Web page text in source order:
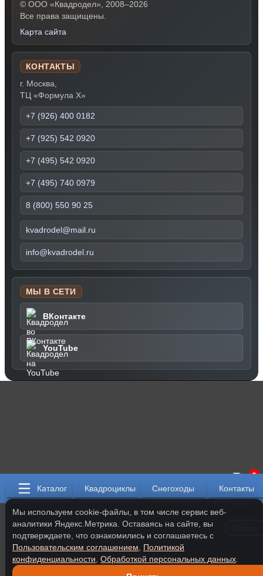
Каталог Квадроциклы Снегоходы Контакты
0
© ООО «Квадродел», 2008–2026
Все права защищены.
Карта сайта
КОНТАКТЫ
г. Москва,
ТЦ «Формула Х»
+7 (926) 400 0182
+7 (925) 542 0920
+7 (495) 542 0920
+7 (495) 740 0979
8 (800) 550 90 25
kvadrodel@mail.ru
info@kvadrodel.ru
МЫ В СЕТИ
ВКонтакте
YouTube
Мы используем cookie-файлы, в том числе сервис веб-
аналитики Яндекс.Метрика. Оставаясь на сайте, вы
подтверждаете, что ознакомились и соглашаетесь с
Пользовательским соглашением
Политикой
конфиденциальности Обработкой персональных данных